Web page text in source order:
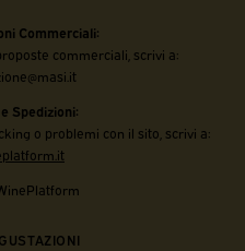
Commerciali:
commerciali, scrivi a:
Spedizioni:
o problemi con il sito, scrivi a: